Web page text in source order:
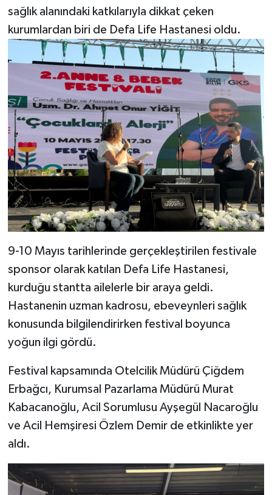
sağlık alanındaki katkılarıyla dikkat çeken
kurumlardan biri de Defa Life Hastanesi oldu.
9-10 Mayıs tarihlerinde gerçekleştirilen festivale
sponsor olarak katılan Defa Life Hastanesi,
kurduğu stantta ailelerle bir araya geldi.
Hastanenin uzman kadrosu, ebeveynleri sağlık
konusunda bilgilendirirken festival boyunca
yoğun ilgi gördü.
Festival kapsamında Otelcilik Müdürü Çiğdem
Erbağcı, Kurumsal Pazarlama Müdürü Murat
Kabacanoğlu, Acil Sorumlusu Ayşegül Nacaroğlu
ve Acil Hemşiresi Özlem Demir de etkinlikte yer
aldı.
Video Haber
Yaşam
Yeme-İçme
Yemek